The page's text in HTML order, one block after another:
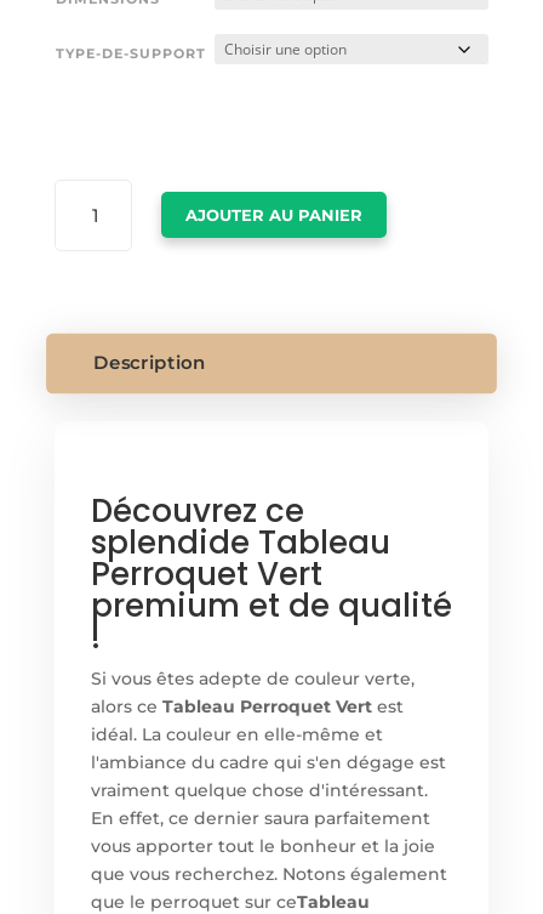
TYPE-DE-SUPPORT
AJOUTER AU PANIER
Description
Découvrez ce
splendide Tableau
Perroquet Vert
premium et de qualité
!
Si vous êtes adepte de couleur verte,
alors ce Tableau Perroquet Vertest
idéal. La couleur en elle-même et
l'ambiance du cadre qui s'en dégage est
vraiment quelque chose d'intéressant.
En effet, ce dernier saura parfaitement
vous apporter tout le bonheur et la joie
que vous recherchez. Notons également
que le perroquet sur ceTableau